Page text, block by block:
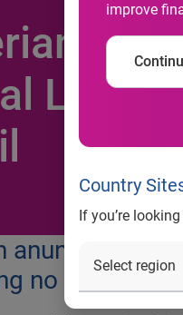
improve
Country
If you’re
Ltda,
anuncia
no Brasil